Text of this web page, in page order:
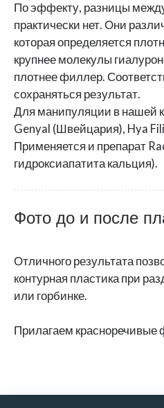
По эффекту, разницы
практически нет. Они
которая определяется
крупнее молекулы
плотнее филлер.
сохраняться результат.
Для манипуляции в нашей
Genyal (Швейцария), Hya
Применяется и препарат
гидроксиапатита кальция).
Фото до и после
Отличного результата
контурная пластика при
или горбинке.
Прилагаем красноречивые